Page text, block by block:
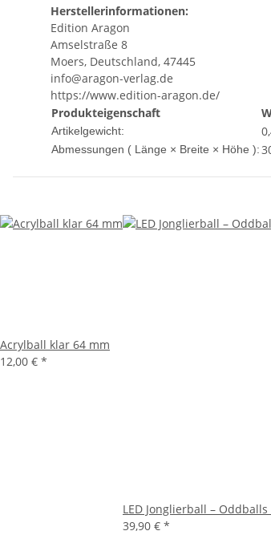
Herstellerinformationen:
Edition Aragon
Amselstraße 8
Moers, Deutschland, 47445
info@aragon-verlag.de
https://www.edition-aragon.de/
Produkteigenschaft
Artikelgewicht:
Abmessungen ( Länge × Breite × Höhe ):
Acrylball klar 64 mm
12,00 € *
LED Jonglierball –
39,90 € *